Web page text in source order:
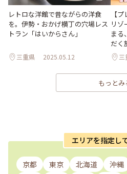
レトロな洋館で昔ながらの洋食
を。伊勢・おかげ横丁の穴場レス
トラン「はいからさん」
三重県 2025.05.12
【
リゾ
まる
だく
三
もっとみ
エリアを指定し
京都 東京 北海道 沖縄